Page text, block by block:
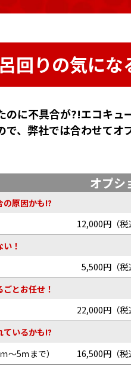
回りの気にな
のに不具合が?!エコキ
で、弊社では合わせて
オプシ
の原因かも!?
12,000円（税
！
5,500円（税
とお任せ！
22,000円（税
いるかも!?
ｍ～5ｍまで） 16,500円（税